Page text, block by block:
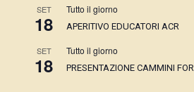
SET
18
Tutto il giorno
APERITIVO EDUCATORI ACR
SET
18
Tutto il giorno
PRESENTAZIONE CAMMINI